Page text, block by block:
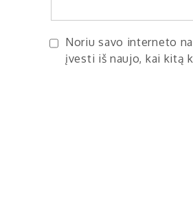
Noriu savo interneto
įvesti iš naujo, kai kitą